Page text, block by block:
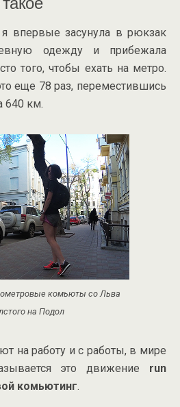
я впервые засунула в рюкзак
одежду и прибежала
того, чтобы ехать на метро.
еще 78 раз, переместившись
640 км.
комьюты со Льва
на Подол
на работу и с работы, в мире
это движение run
комьютинг.